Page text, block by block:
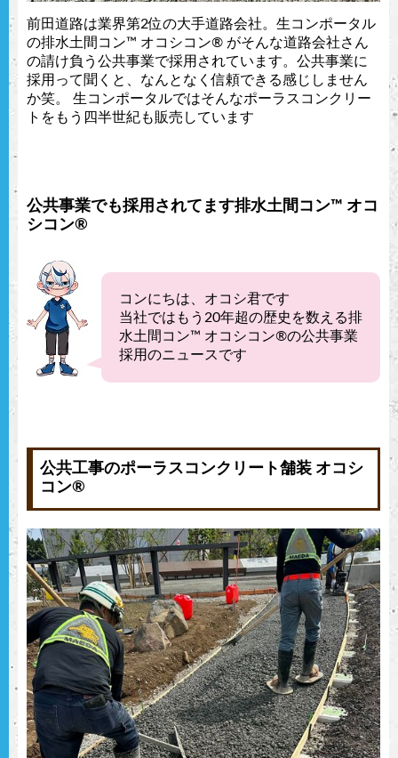
前田道路は業界第2位の大手道路会社。生コンポータル
の排水土間コン™︎ オコシコン®︎ がそんな道路会社さん
の請け負う公共事業で採用されています。公共事業に
採用って聞くと、なんとなく信頼できる感じしません
か笑。 生コンポータルではそんなポーラスコンクリー
トをもう四半世紀も販売しています
公共事業でも採用されてます排水土間コン™︎ オコ
シコン®︎
コンにちは、オコシ君です
当社ではもう20年超の歴史を数える排
水土間コン™︎ オコシコン®︎の公共事業
採用のニュースです
公共工事のポーラスコンクリート舗装 オコシ
コン®︎